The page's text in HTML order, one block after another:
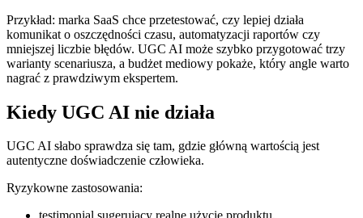
Przykład: marka SaaS chce przetestować, czy lepiej działa
komunikat o oszczędności czasu, automatyzacji raportów czy
mniejszej liczbie błędów. UGC AI może szybko przygotować trzy
warianty scenariusza, a budżet mediowy pokaże, który angle warto
nagrać z prawdziwym ekspertem.
Kiedy UGC AI nie działa
UGC AI słabo sprawdza się tam, gdzie główną wartością jest
autentyczne doświadczenie człowieka.
Ryzykowne zastosowania: